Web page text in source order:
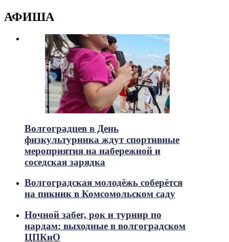
АФИША
Волгоградцев в День
физкультурника ждут спортивные
мероприятия на набережной и
соседская зарядка
Волгоградская молодёжь соберётся
на пикник в Комсомольском саду
Ночной забег, рок и турнир по
нардам: выходные в волгоградском
ЦПКиО